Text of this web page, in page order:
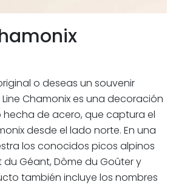
o deseas un souvenir
Chamonix es una decoración
de acero, que captura el
desde el lado norte. En una
los conocidos picos alpinos
du Géant, Dôme du Goûter y
también incluye los nombres